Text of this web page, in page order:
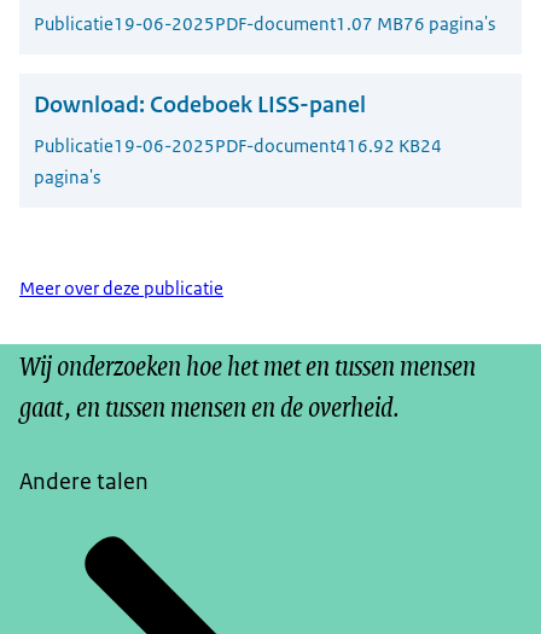
Publicatie19-06-2025PDF-document1.07 MB76 pagina's
Download: Codeboek LISS-panel
Publicatie19-06-2025PDF-document416.92 KB24
pagina's
Meer over deze publicatie
Wij onderzoeken hoe het met en tussen mensen
gaat, en tussen mensen en de overheid.
Andere talen